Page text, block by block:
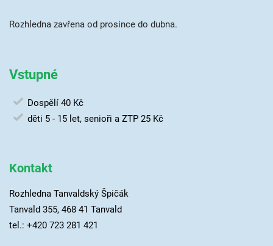
Rozhledna zavřena od prosince do dubna.
Vstupné
Dospělí 40 Kč
děti 5 - 15 let, senioři a ZTP 25 Kč
Kontakt
Rozhledna Tanvaldský Špičák
Tanvald 355, 468 41 Tanvald
tel.: +420 723 281 421